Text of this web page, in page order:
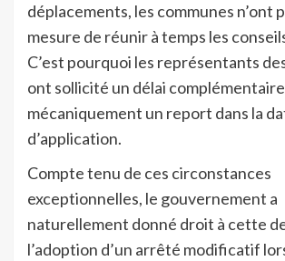
déplacements, les communes n’ont
mesure de réunir à temps les
C’est pourquoi les représentants
ont sollicité un délai
mécaniquement un report dans la
d’application.
Compte tenu de ces circonstances
exceptionnelles, le gouvernement a
naturellement donné droit à cette
l’adoption d’un arrêté modificatif